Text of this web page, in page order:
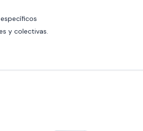
y colectivas.